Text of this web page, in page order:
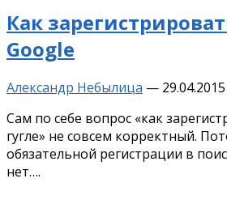
Как
Google
Александр Небылица — 29.04.2015
Сам по себе вопрос «как
гугле» не совсем корректный.
обязательной регистрации в
нет….